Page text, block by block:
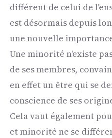
différent de celui de
est désormais depuis
une nouvelle
Une minorité n'existe
de ses membres,
en effet un être qui se
conscience de ses
Cela vaut également
et minorité ne se